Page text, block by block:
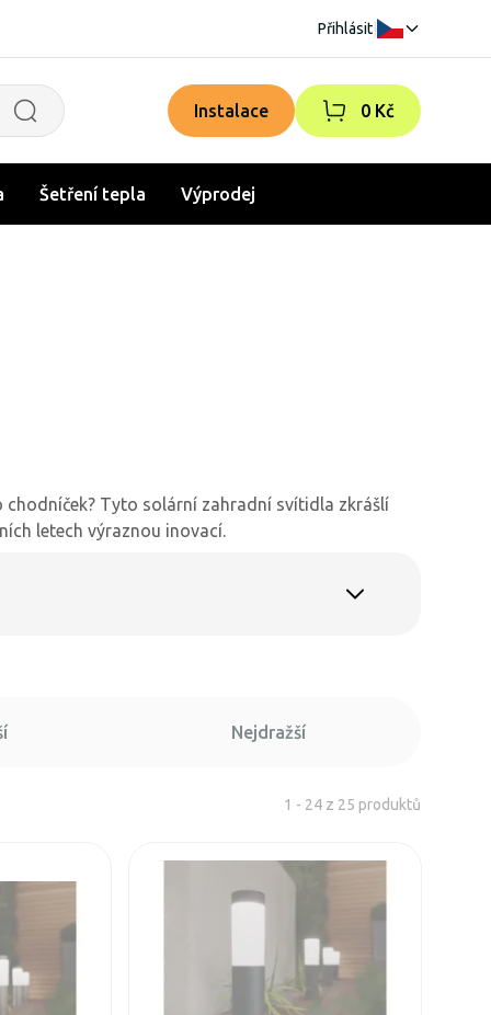
Přihlásit
Instalace 0 Kč
Šetření tepla Výprodej
chodníček? Tyto solární zahradní svítidla zkrášlí
letech výraznou inovací.
Nejdražší
1 - 24 z 25 produktů